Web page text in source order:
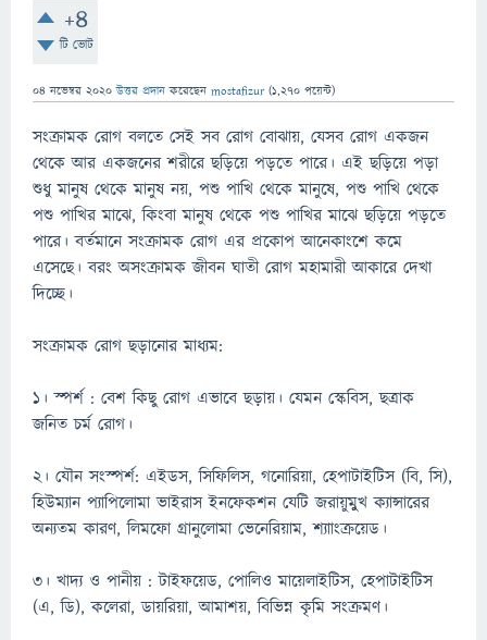
+4
টি ভোট
04 নভেম্বর 2020 উত্তর প্রদান করেছেন mostafizur (1,270 পয়েন্ট)
সংক্রামক রোগ বলতে সেই সব রোগ বোঝায়, যেসব রোগ একজন
থেকে আর একজনের শরীরে ছড়িয়ে পড়তে পারে। এই ছড়িয়ে পড়া
শুধু মানুষ থেকে মানুষ নয়, পশু পাখি থেকে মানুষে, পশু পাখি থেকে
পশু পাখির মাঝে, কিংবা মানুষ থেকে পশু পাখির মাঝে ছড়িয়ে পড়তে
পারে। বর্তমানে সংক্রামক রোগ এর প্রকোপ আনেকাংশে কমে
এসেছে। বরং অসংক্রামক জীবন ঘাতী রোগ মহামারী আকারে দেখা
দিচ্ছে।
সংক্রামক রোগ ছড়ানোর মাধ্যম:
১। স্পর্শ : বেশ কিছু রোগ এভাবে ছড়ায়। যেমন স্কেবিস, ছত্রাক
জনিত চর্ম রোগ।
২। যৌন সংস্পর্শ: এইডস, সিফিলিস, গনোরিয়া, হেপাটাইটিস (বি, সি),
হিউম্যান প্যাপিলোমা ভাইরাস ইনফেকশন যেটি জরায়ুমুুখ ক্যান্সারের
অন্যতম কারণ, লিমফো গ্রানুলোমা ভেনেরিয়াম, শ্যাাংক্রয়েড।
৩। খাদ্য ও পানীয় : টাইফয়েড, পোলিও মায়েলাইটিস, হেপাটাইটিস
(এ, ডি), কলেরা, ডায়রিয়া, আমাশয়, বিভিন্ন কৃমি সংক্রমণ।